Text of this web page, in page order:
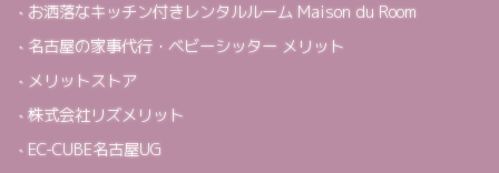
お洒落なキッチン付きレンタルルーム Maison du Room
名古屋の家事代行・ベビーシッター メリット
メリットストア
株式会社リズメリット
EC-CUBE名古屋UG